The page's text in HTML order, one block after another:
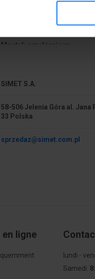
Mostek grzebieniowy
SIMET S.A.
58-506 Jelenia Góra al. Jana
33 Polska
sprzedaz@simet.com.pl
en ligne
lundi -
Samedi: